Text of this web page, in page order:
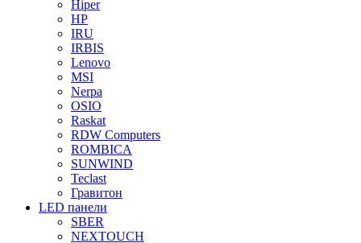
Hiper
HP
IRU
IRBIS
Lenovo
MSI
Nerpa
OSIO
Raskat
RDW Computers
ROMBICA
SUNWIND
Teclast
Гравитон
LED панели
SBER
NEXTOUCH